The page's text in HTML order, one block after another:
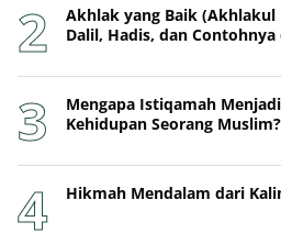
Akhlak yang Baik (Akhlakul
Dalil, Hadis, dan
Mengapa Istiqamah
Kehidupan Seorang Muslim?
Hikmah Mendalam dari